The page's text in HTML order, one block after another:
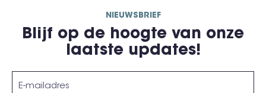
NIEUWSBRIEF
Blijf op de hoogte van onze
laatste updates!